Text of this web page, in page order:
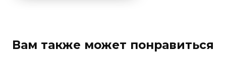
Вам также может понравиться